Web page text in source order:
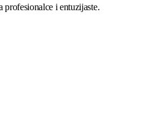
profesionalce i entuzijaste.